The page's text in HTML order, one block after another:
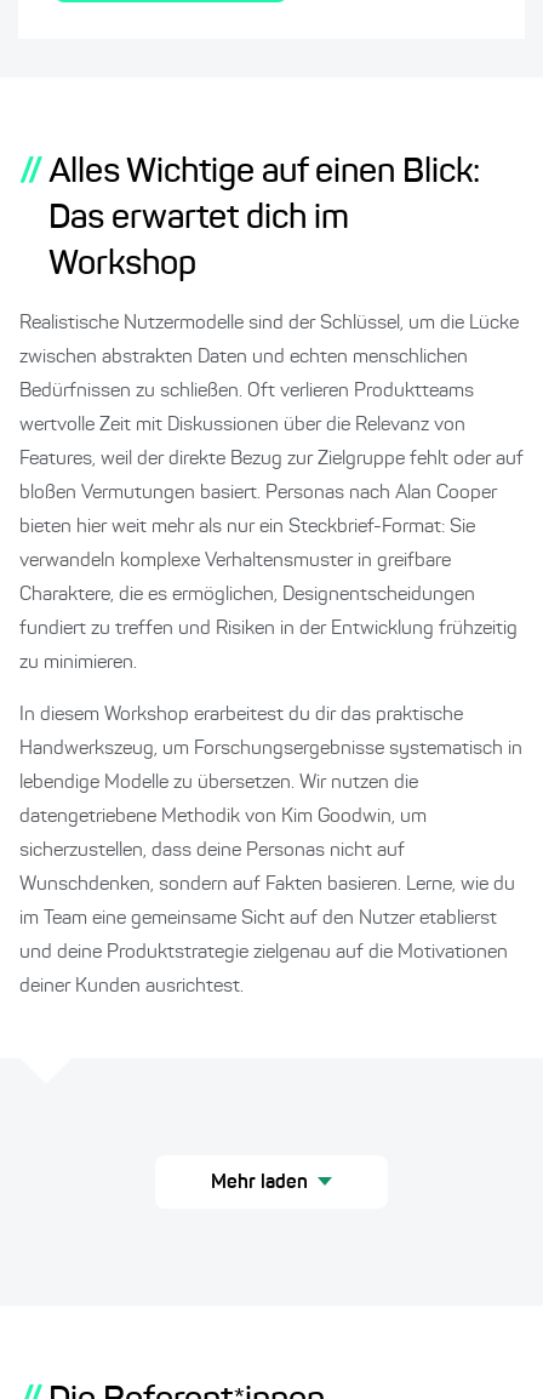
// Alles Wichtige auf einen Blick:
Das erwartet dich im
Workshop
Realistische Nutzermodelle sind der Schlüssel, um die Lücke
zwischen abstrakten Daten und echten menschlichen
Bedürfnissen zu schließen. Oft verlieren Produktteams
wertvolle Zeit mit Diskussionen über die Relevanz von
Features, weil der direkte Bezug zur Zielgruppe fehlt oder auf
bloßen Vermutungen basiert. Personas nach Alan Cooper
bieten hier weit mehr als nur ein Steckbrief-Format: Sie
verwandeln komplexe Verhaltensmuster in greifbare
Charaktere, die es ermöglichen, Designentscheidungen
fundiert zu treffen und Risiken in der Entwicklung frühzeitig
zu minimieren.
In diesem Workshop erarbeitest du dir das praktische
Handwerkszeug, um Forschungsergebnisse systematisch in
lebendige Modelle zu übersetzen. Wir nutzen die
datengetriebene Methodik von Kim Goodwin, um
sicherzustellen, dass deine Personas nicht auf
Wunschdenken, sondern auf Fakten basieren. Lerne, wie du
im Team eine gemeinsame Sicht auf den Nutzer etablierst
und deine Produktstrategie zielgenau auf die Motivationen
deiner Kunden ausrichtest.
Mehr laden